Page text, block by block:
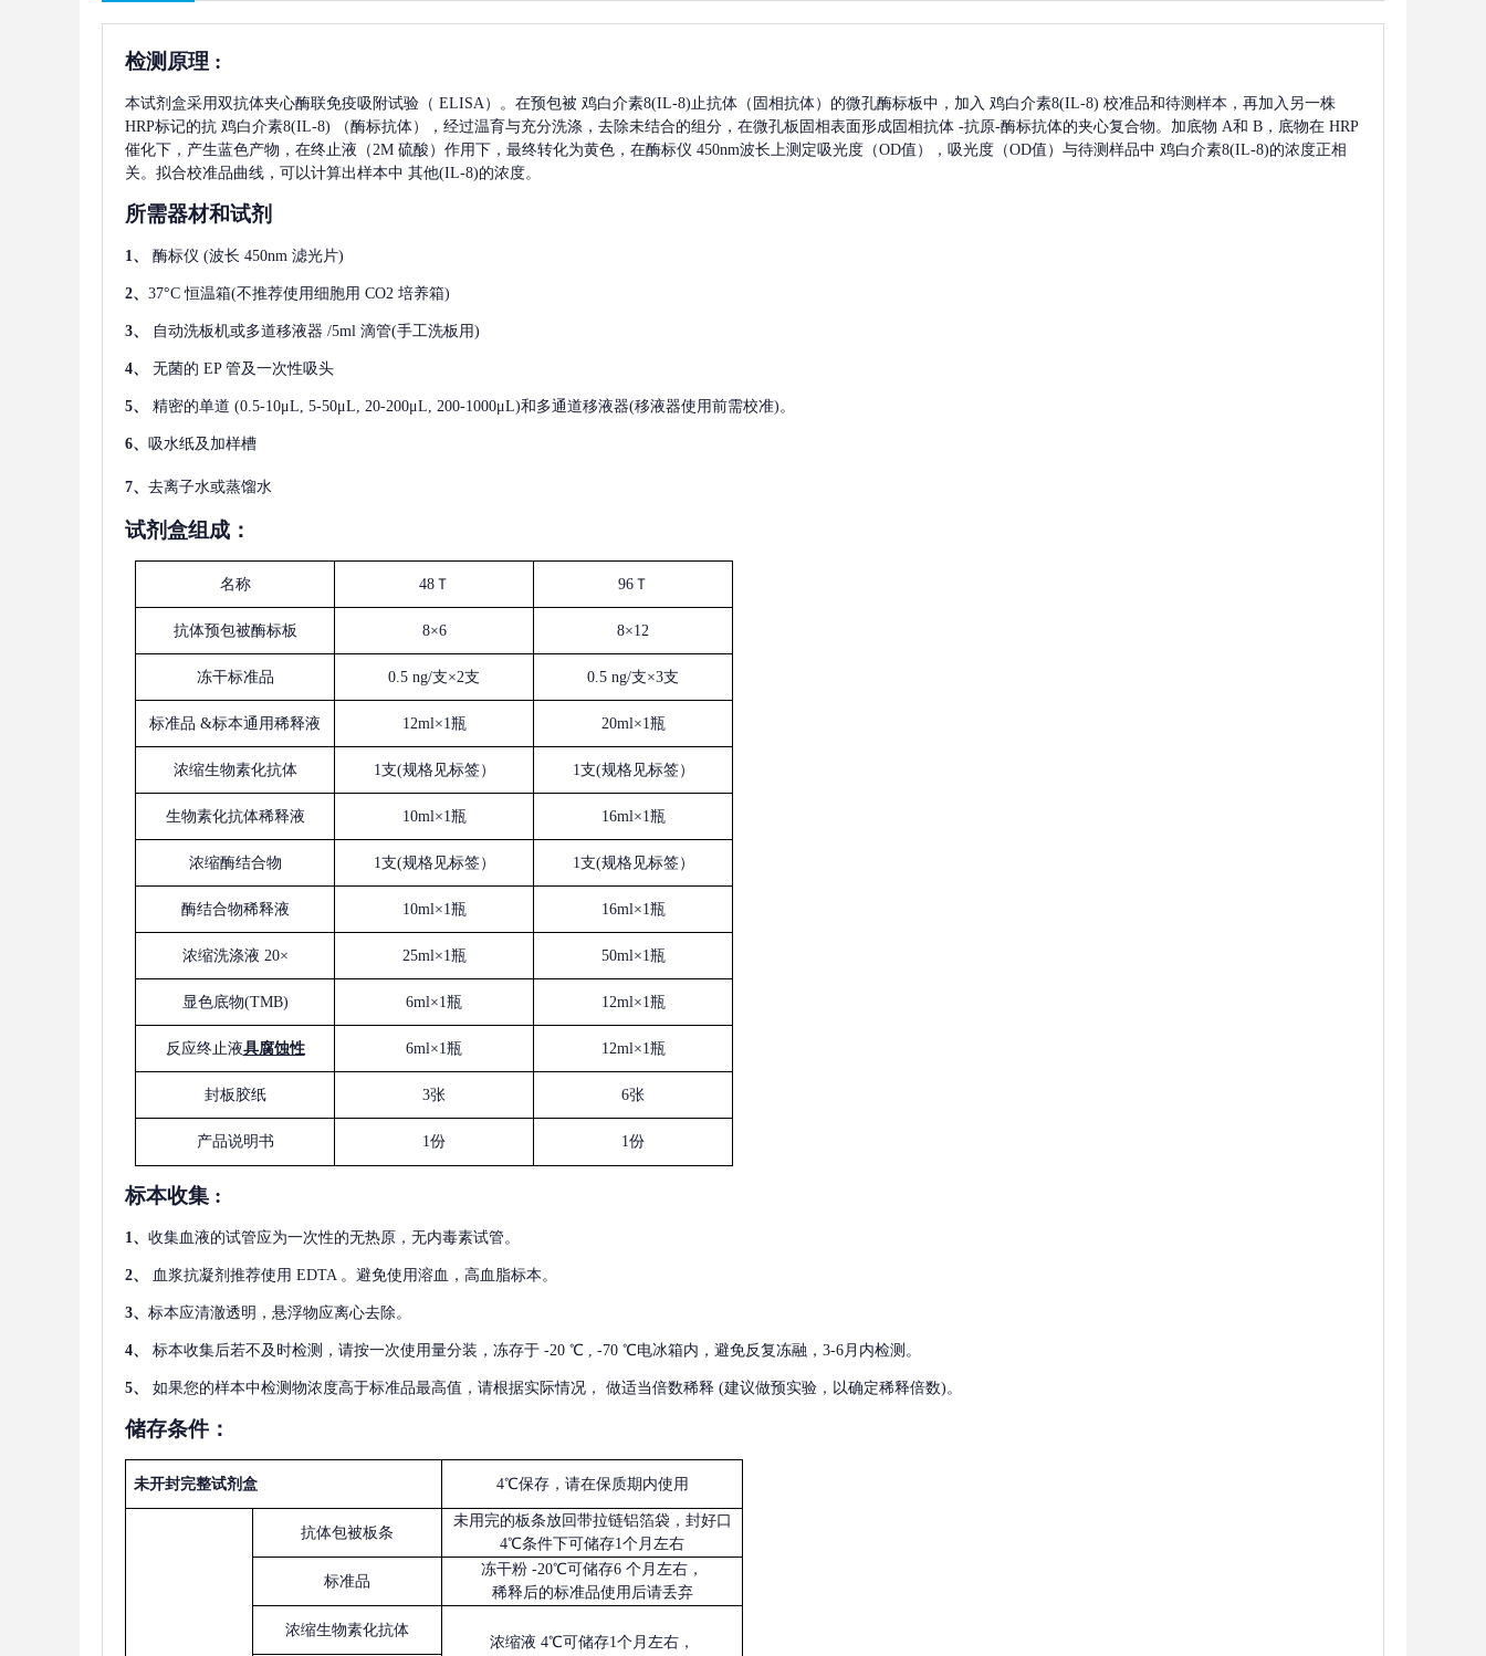
检测原理 :
本试剂盒采用双抗体夹心酶联免疫吸附试验（ ELISA）。在预包被 鸡白介素8(IL-8)止抗体（固相抗体）的微孔酶标板中，加入 鸡白介素8(IL-8) 校准品和待测样本，再加入另一株
HRP标记的抗 鸡白介素8(IL-8) （酶标抗体），经过温育与充分洗涤，去除未结合的组分，在微孔板固相表面形成固相抗体 -抗原-酶标抗体的夹心复合物。加底物 A和 B，底物在 HRP
催化下，产生蓝色产物，在终止液（2M 硫酸）作用下，最终转化为黄色，在酶标仪 450nm波长上测定吸光度（OD值），吸光度（OD值）与待测样品中 鸡白介素8(IL-8)的浓度正相
关。拟合校准品曲线，可以计算出样本中 其他(IL-8)的浓度。
所需器材和试剂
1、 酶标仪 (波长 450nm 滤光片)
2、 37°C 恒温箱(不推荐使用细胞用 CO2 培养箱)
3、 自动洗板机或多道移液器 /5ml 滴管(手工洗板用)
4、 无菌的 EP 管及一次性吸头
5、 精密的单道 (0.5-10μL, 5-50μL, 20-200μL, 200-1000μL)和多通道移液器(移液器使用前需校准)。
6、 吸水纸及加样槽
7、 去离子水或蒸馏水
试剂盒组成：
名称 48Ｔ 96Ｔ
抗体预包被酶标板 8×6 8×12
冻干标准品 0.5 ng/支×2支 0.5 ng/支×3支
标准品 &标本通用稀释液 12ml×1瓶 20ml×1瓶
浓缩生物素化抗体 1支(规格见标签） 1支(规格见标签）
生物素化抗体稀释液 10ml×1瓶 16ml×1瓶
浓缩酶结合物 1支(规格见标签） 1支(规格见标签）
酶结合物稀释液 10ml×1瓶 16ml×1瓶
浓缩洗涤液 20× 25ml×1瓶 50ml×1瓶
显色底物(TMB) 6ml×1瓶 12ml×1瓶
反应终止液具腐蚀性 6ml×1瓶 12ml×1瓶
封板胶纸 3张 6张
产品说明书 1份 1份
标本收集 :
1、 收集血液的试管应为一次性的无热原，无内毒素试管。
2、 血浆抗凝剂推荐使用 EDTA 。避免使用溶血，高血脂标本。
3、 标本应清澈透明，悬浮物应离心去除。
4、 标本收集后若不及时检测，请按一次使用量分装，冻存于 -20 ℃ , -70 ℃电冰箱内，避免反复冻融，3-6月内检测。
5、 如果您的样本中检测物浓度高于标准品最高值，请根据实际情况， 做适当倍数稀释 (建议做预实验，以确定稀释倍数)。
储存条件：
未开封完整试剂盒 4℃保存，请在保质期内使用
抗体包被板条
未用完的板条放回带拉链铝箔袋，封好口
4℃条件下可储存1个月左右
标准品
冻干粉 -20℃可储存6 个月左右，
稀释后的标准品使用后请丢弃
浓缩生物素化抗体
浓缩液 4℃可储存1个月左右，